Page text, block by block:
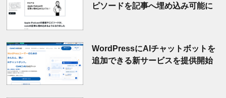
ピソードを記事へ埋め込み可能に
WordPressにAIチャットボットを
追加できる新サービスを提供開始